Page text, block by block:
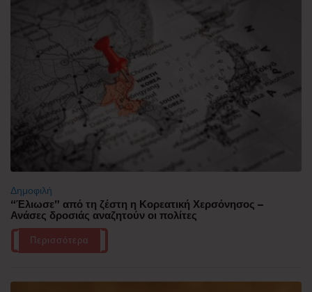
Δημοφιλή
“Έλιωσε” από τη ζέστη η Κορεατική Χερσόνησος –
Ανάσες δροσιάς αναζητούν οι πολίτες
Περισσότερα